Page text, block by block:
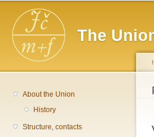
The
Main menu
About the Union
History
Structure, contacts